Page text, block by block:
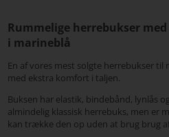
Rummelige herrebukser
i marineblå
En af vores mest solgte herrebukser
med ekstra komfort i taljen.
Buksen har elastik, bindebånd, lynlås
almindelig klassisk herrebuks, men er
kan trække den op uden at brug brug